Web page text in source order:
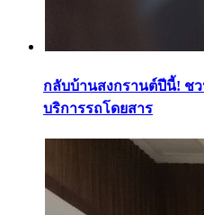
กลับบ้านสงกรานต์ปีนี้! ช
บริการรถโดยสาร